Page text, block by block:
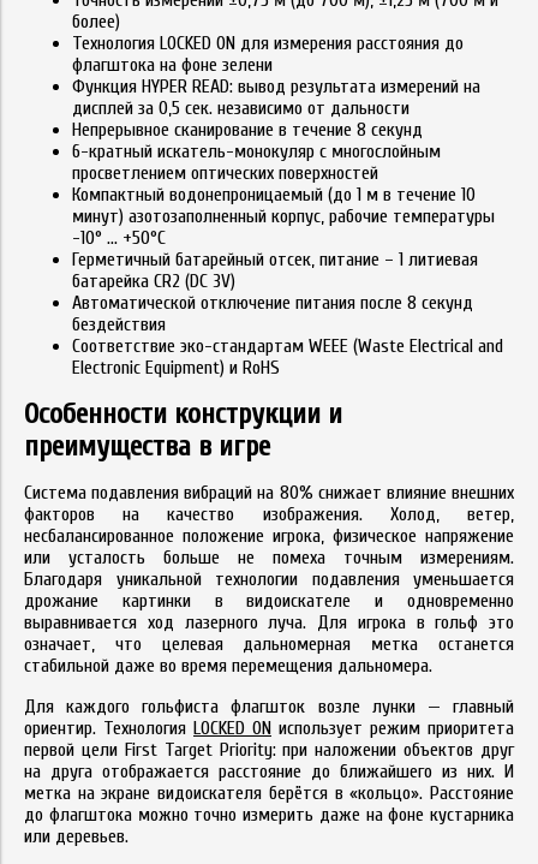
более)
Технология LOCKED ON для измерения расстояния до
флагштока на фоне зелени
Функция HYPER READ: вывод результата измерений на
дисплей за 0,5 сек. независимо от дальности
Непрерывное сканирование в течение 8 секунд
6-кратный искатель-монокуляр с многослойным
просветлением оптических поверхностей
Компактный водонепроницаемый (до 1 м в течение 10
минут) азотозаполненный корпус, рабочие температуры
-10° ... +50°C
Герметичный батарейный отсек, питание – 1 литиевая
батарейка CR2 (DC 3V)
Автоматической отключение питания после 8 секунд
бездействия
Соответствие эко-стандартам WEEE (Waste Electrical and
Electronic Equipment) и RoHS
Особенности конструкции и
преимущества в игре
Система подавления вибраций на 80% снижает влияние внешних
факторов на качество изображения. Холод, ветер,
несбалансированное положение игрока, физическое напряжение
или усталость больше не помеха точным измерениям.
Благодаря уникальной технологии подавления уменьшается
дрожание картинки в видоискателе и одновременно
выравнивается ход лазерного луча. Для игрока в гольф это
означает, что целевая дальномерная метка останется
стабильной даже во время перемещения дальномера.
Для каждого гольфиста флагшток возле лунки — главный
ориентир. Технология LOCKED ON использует режим приоритета
первой цели First Target Priority: при наложении объектов друг
на друга отображается расстояние до ближайшего из них. И
метка на экране видоискателя берётся в «кольцо». Расстояние
до флагштока можно точно измерить даже на фоне кустарника
или деревьев.